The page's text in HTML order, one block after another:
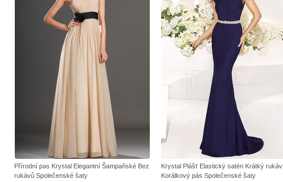
Přírodní pas Krystal Elegantní Šampaňské Bez
rukávů Společenské šaty
Krystal Plášť Elastický satén Krátký rukáv
Korálkový pás Společenské šaty